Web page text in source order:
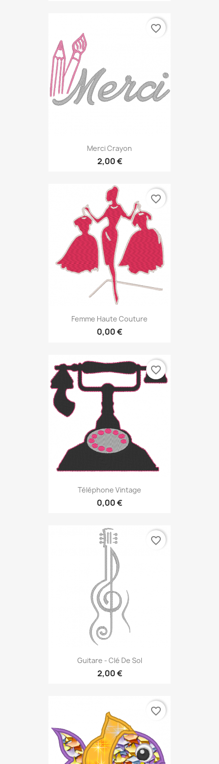
Merci Crayon
2,00 €
favorite_border
Femme Haute Couture
0,00 €
favorite_border
Téléphone Vintage
0,00 €
favorite_border
Guitare - Clé De Sol
2,00 €
favorite_border
favorite_border